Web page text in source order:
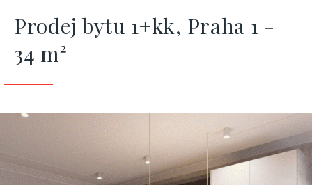
Prodej bytu 1+kk, Praha 1 -
34 m²